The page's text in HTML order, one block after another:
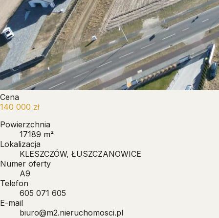
Cena
140 000 zł
Powierzchnia
17189 m²
Lokalizacja
KLESZCZÓW, ŁUSZCZANOWICE
Numer oferty
A9
Telefon
605 071 605
E-mail
biuro@m2.nieruchomosci.pl